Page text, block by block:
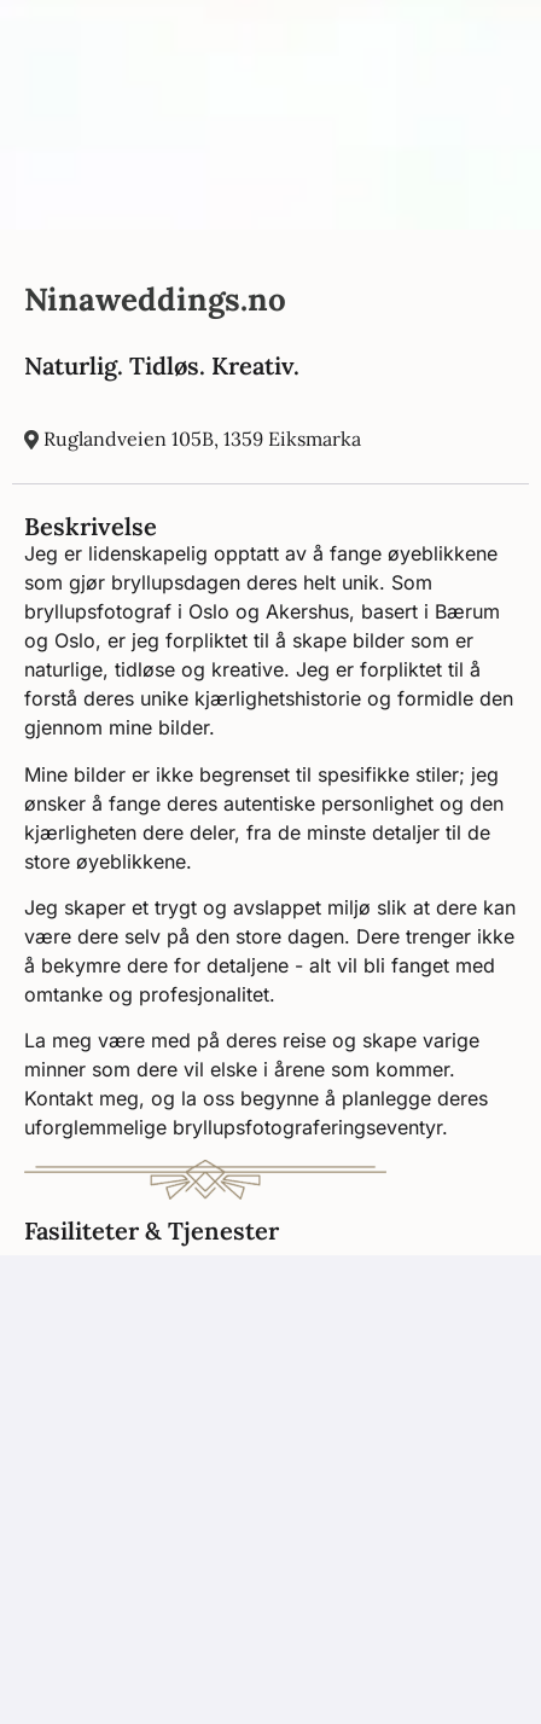
Ninaweddings.no
Naturlig. Tidløs. Kreativ.
Ruglandveien 105B, 1359 Eiksmarka
Beskrivelse
Jeg er lidenskapelig opptatt av å fange øyeblikkene
som gjør bryllupsdagen deres helt unik. Som
bryllupsfotograf i Oslo og Akershus, basert i Bærum
og Oslo, er jeg forpliktet til å skape bilder som er
naturlige, tidløse og kreative. Jeg er forpliktet til å
forstå deres unike kjærlighetshistorie og formidle den
gjennom mine bilder.
Mine bilder er ikke begrenset til spesifikke stiler; jeg
ønsker å fange deres autentiske personlighet og den
kjærligheten dere deler, fra de minste detaljer til de
store øyeblikkene.
Jeg skaper et trygt og avslappet miljø slik at dere kan
være dere selv på den store dagen. Dere trenger ikke
å bekymre dere for detaljene - alt vil bli fanget med
omtanke og profesjonalitet.
La meg være med på deres reise og skape varige
minner som dere vil elske i årene som kommer.
Kontakt meg, og la oss begynne å planlegge deres
uforglemmelige bryllupsfotograferingseventyr.
Fasiliteter & Tjenester